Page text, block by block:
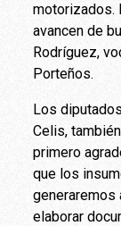
motorizados.
avancen de
Rodríguez,
Porteños.
Los
Celis,
primero
que los
generaremos
elaborar